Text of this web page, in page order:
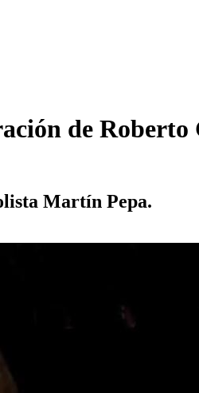
de Roberto
Martín Pepa.